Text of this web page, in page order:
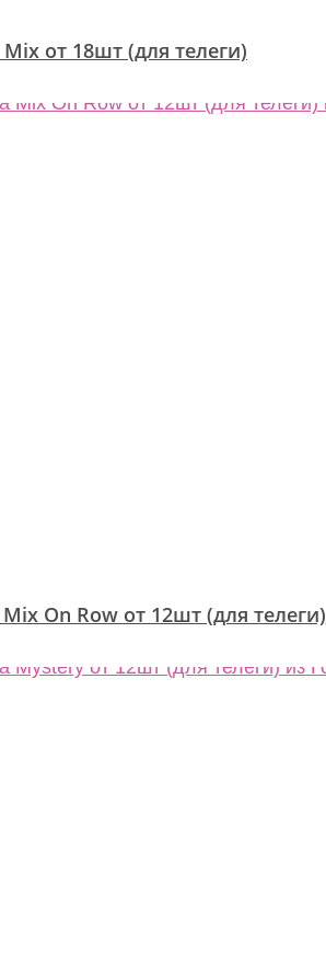
от 18шт (для телеги)
On Row от 12шт (для телеги)